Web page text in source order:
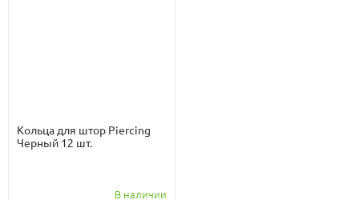
Кольца для штор Piercing
Черный 12 шт.
В наличии